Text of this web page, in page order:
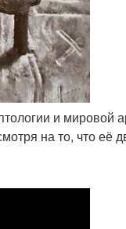
и мировой
на то, что её